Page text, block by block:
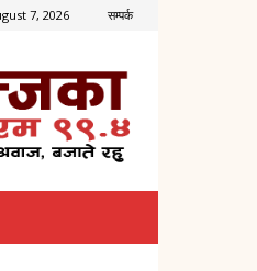
7, 2026 सम्पर्क